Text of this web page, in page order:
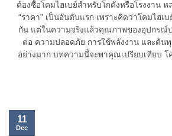
ต้องซื้อโคมไฮเบย์สำหรับโกดังหรือโรงงาน
“ราคา” เป็นอันดับแรก เพราะคิดว่าโคมไฮเ
กัน แต่ในความจริงแล้วคุณภาพของอุปกรณ์ป
ต่อ ความปลอดภัย การใช้พลังงาน และต้นทุ
อย่างมาก บทความนี้จะพาคุณเปรียบเทียบ โ
11
Dec